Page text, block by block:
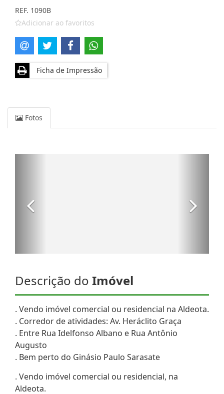
REF. 1090B
Adicionar ao favoritos
Ficha de Impressão
Fotos
Descrição do Imóvel
. Vendo imóvel comercial ou residencial na Aldeota.
. Corredor de atividades: Av. Heráclito Graça
. Entre Rua Idelfonso Albano e Rua Antônio
Augusto
. Bem perto do Ginásio Paulo Sarasate
. Vendo imóvel comercial ou residencial, na
Aldeota.